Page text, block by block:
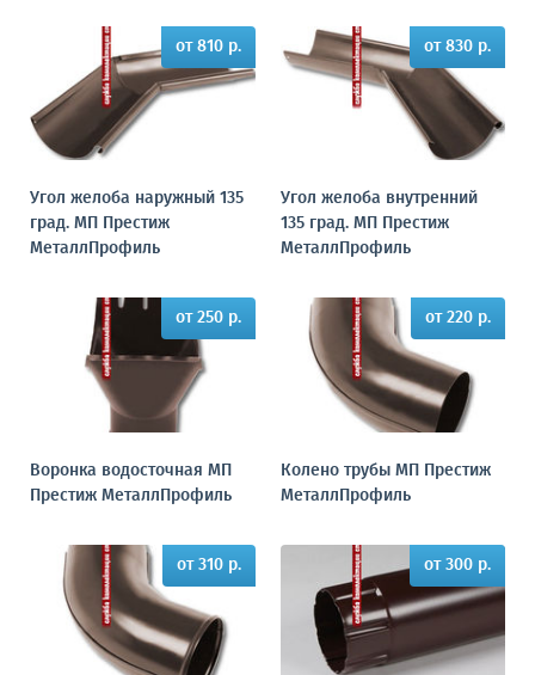
от 810 р.
Угол желоба наружный 135
град. МП Престиж
МеталлПрофиль
от 830 р.
Угол желоба внутренний
135 град. МП Престиж
МеталлПрофиль
от 250 р.
Воронка водосточная МП
Престиж МеталлПрофиль
от 220 р.
Колено трубы МП Престиж
МеталлПрофиль
от 310 р. от 300 р.